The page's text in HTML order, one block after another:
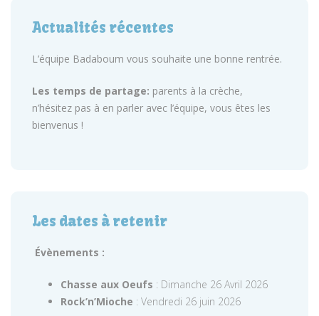
Actualités récentes
L’équipe Badaboum vous souhaite une bonne rentrée.
Les temps de partage: parents à la crèche,
n’hésitez pas à en parler avec l’équipe, vous êtes les
bienvenus !
Les dates à retenir
Évènements :
Chasse aux Oeufs : Dimanche 26 Avril 2026
Rock’n’Mioche : Vendredi 26 juin 2026